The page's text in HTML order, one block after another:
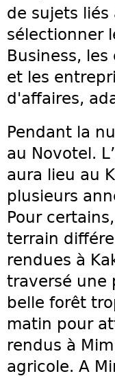
de sujets
sélectionner
Business,
et les
d'affaires,
Pendant la
au Novotel.
aura lieu au
plusieurs
Pour
terrain
rendues à
traversé une
belle forêt
matin pour
rendus à
agricole. A